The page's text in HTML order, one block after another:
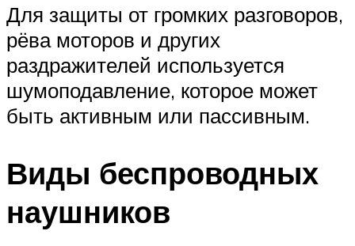
Для защиты от громких разговоров,
рёва моторов и других
раздражителей используется
шумоподавление, которое может
быть активным или пассивным.
Виды беспроводных
наушников